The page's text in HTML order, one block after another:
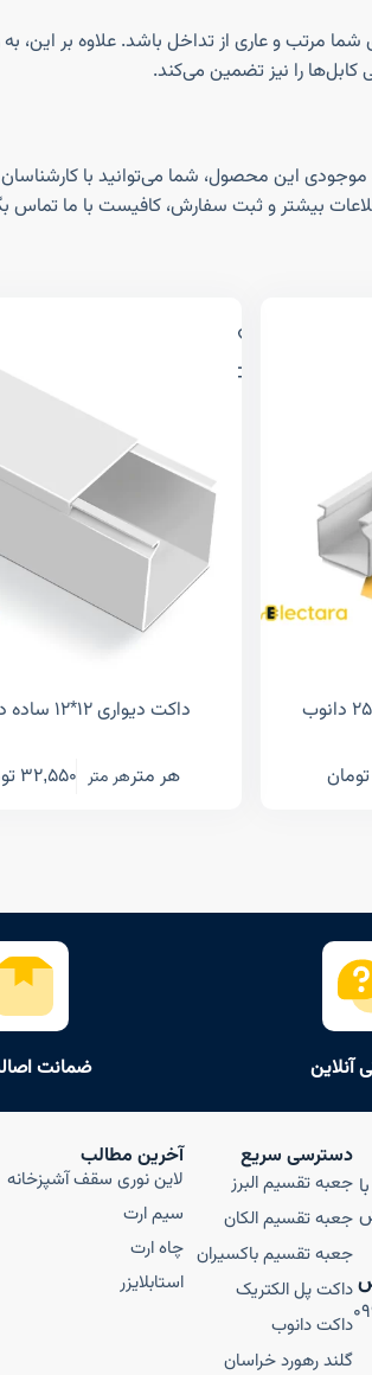
مرتب و عاری از تداخل باشد. علاوه بر
کابل‌ها را نیز تضمین می‌کند.
در مورد قیمت و موجودی این محصول، شما می‌توانید با
بیشتر و ثبت سفارش، کافیست با ما تماس
تومان
داکت دیواری ۱۲*۱۲ ساده دانوب
هر مترهر متر 32,550
آنلاین ضمانت
دسترسی سریع
جعبه تقسیم البرز
جعبه تقسیم الکان
جعبه تقسیم باکسیران
داکت پل الکتریک
داکت دانوب
گلند رهورد خراسان
آخرین مطالب
لاین نوری سقف آشپزخانه
سیم ارت
چاه ارت
استابلایزر